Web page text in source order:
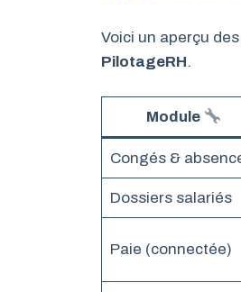
Voici un aperçu
PilotageRH.
Module
Congés &
Dossiers salariés
Paie (connectée)